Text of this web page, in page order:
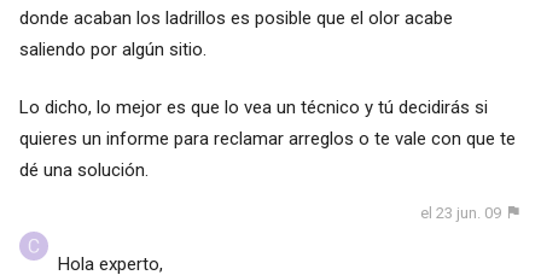
donde acaban los ladrillos es posible que el olor acabe
saliendo por algún sitio.
Lo dicho, lo mejor es que lo vea un técnico y tú decidirás si
quieres un informe para reclamar arreglos o te vale con que te
dé una solución.
el 23 jun. 09
Hola experto,